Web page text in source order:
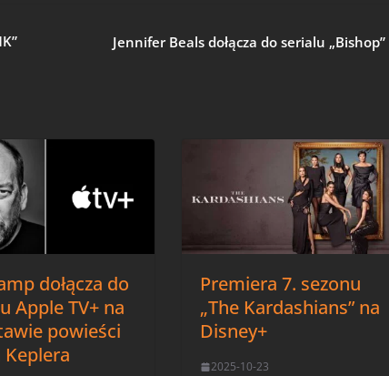
Jennifer Beals dołącza do serialu „Bishop”
dołącza do
Apple TV+ na
powieści
Keplera
Premiera 7. sezonu
„The Kardashians” na
Disney+
2025-10-23